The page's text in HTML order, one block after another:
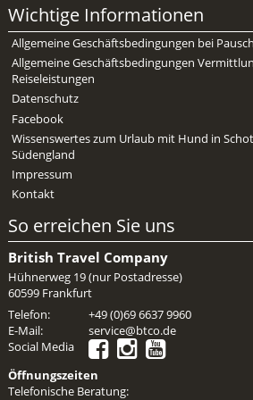
Mietwagen & Verkehr
Reiseunterlagen
Reiseversicherung
Unterkünfte
Zimmer
Wichtige Informationen
Allgemeine Geschäftsbedingungen bei
Allgemeine Geschäftsbedingungen
Reiseleistungen
Datenschutz
Facebook
Wissenswertes zum Urlaub mit Hund in
Südengland
Impressum
Kontakt
So erreichen Sie uns
British Travel Company
Hühnerweg 19 (nur Postadresse)
60599 Frankfurt
Telefon:
+49 (0)69 6637 9960
E-Mail:
service@btco.de
Social Media
Öffnungszeiten
Telefonische Beratung: